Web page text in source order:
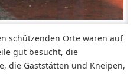
schützenden Orte waren auf
gut besucht, die
die Gaststätten und Kneipen,